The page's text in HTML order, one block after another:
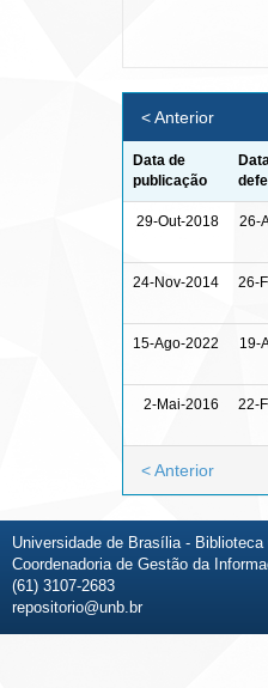
< Anterior
Data de
publicação
29-Out-2018 26-
24-Nov-2014 26-
15-Ago-2022 19-
2-Mai-2016 22-
< Anterior
Universidade de Brasília - Biblioteca
Coordenadoria de Gestão da
(61) 3107-2683
repositorio@unb.br